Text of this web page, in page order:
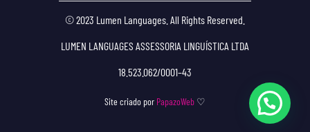
© 2023 Lumen Languages. All Rights Reserved.
LUMEN LANGUAGES ASSESSORIA LINGUÍSTICA LTDA
18.523.062/0001–43
Site criado por PapazoWeb ♡